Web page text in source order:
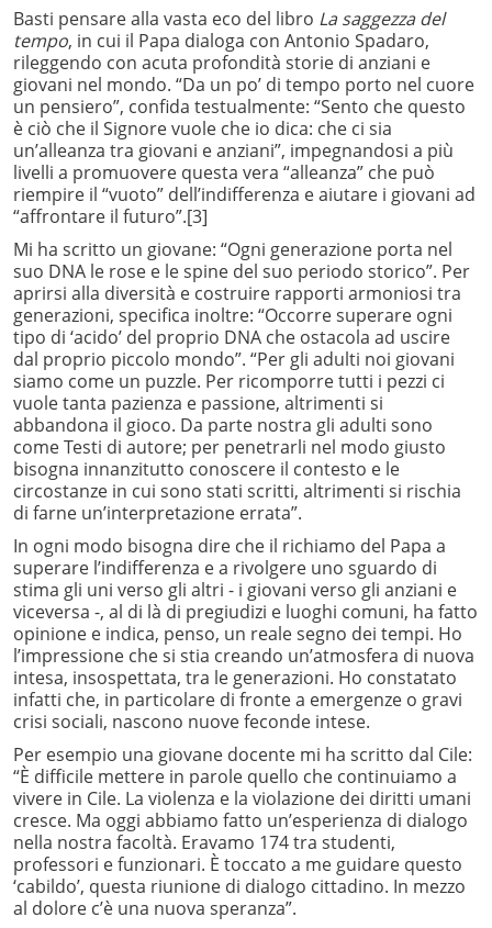
Basti pensare alla vasta eco del libro La saggezza del
tempo, in cui il Papa dialoga con Antonio Spadaro,
rileggendo con acuta profondità storie di anziani e
giovani nel mondo. “Da un po’ di tempo porto nel cuore
un pensiero”, confida testualmente: “Sento che questo
è ciò che il Signore vuole che io dica: che ci sia
un’alleanza tra giovani e anziani”, impegnandosi a più
livelli a promuovere questa vera “alleanza” che può
riempire il “vuoto” dell’indifferenza e aiutare i giovani ad
“affrontare il futuro”.[3]
Mi ha scritto un giovane: “Ogni generazione porta nel
suo DNA le rose e le spine del suo periodo storico”. Per
aprirsi alla diversità e costruire rapporti armoniosi tra
generazioni, specifica inoltre: “Occorre superare ogni
tipo di ‘acido’ del proprio DNA che ostacola ad uscire
dal proprio piccolo mondo”. “Per gli adulti noi giovani
siamo come un puzzle. Per ricomporre tutti i pezzi ci
vuole tanta pazienza e passione, altrimenti si
abbandona il gioco. Da parte nostra gli adulti sono
come Testi di autore; per penetrarli nel modo giusto
bisogna innanzitutto conoscere il contesto e le
circostanze in cui sono stati scritti, altrimenti si rischia
di farne un’interpretazione errata”.
In ogni modo bisogna dire che il richiamo del Papa a
superare l’indifferenza e a rivolgere uno sguardo di
stima gli uni verso gli altri - i giovani verso gli anziani e
viceversa -, al di là di pregiudizi e luoghi comuni, ha fatto
opinione e indica, penso, un reale segno dei tempi. Ho
l’impressione che si stia creando un’atmosfera di nuova
intesa, insospettata, tra le generazioni. Ho constatato
infatti che, in particolare di fronte a emergenze o gravi
crisi sociali, nascono nuove feconde intese.
Per esempio una giovane docente mi ha scritto dal Cile:
“È difficile mettere in parole quello che continuiamo a
vivere in Cile. La violenza e la violazione dei diritti umani
cresce. Ma oggi abbiamo fatto un’esperienza di dialogo
nella nostra facoltà. Eravamo 174 tra studenti,
professori e funzionari. È toccato a me guidare questo
‘cabildo’, questa riunione di dialogo cittadino. In mezzo
al dolore c’è una nuova speranza”.